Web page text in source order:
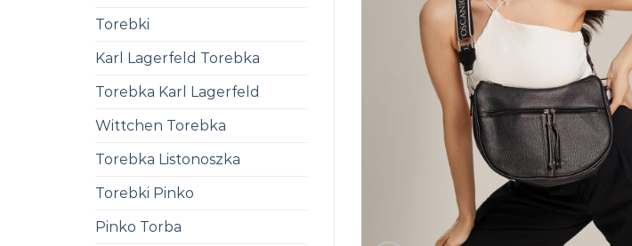
Torebki
Karl Lagerfeld Torebka
Torebka Karl Lagerfeld
Wittchen Torebka
Torebka Listonoszka
Torebki Pinko
Pinko Torba